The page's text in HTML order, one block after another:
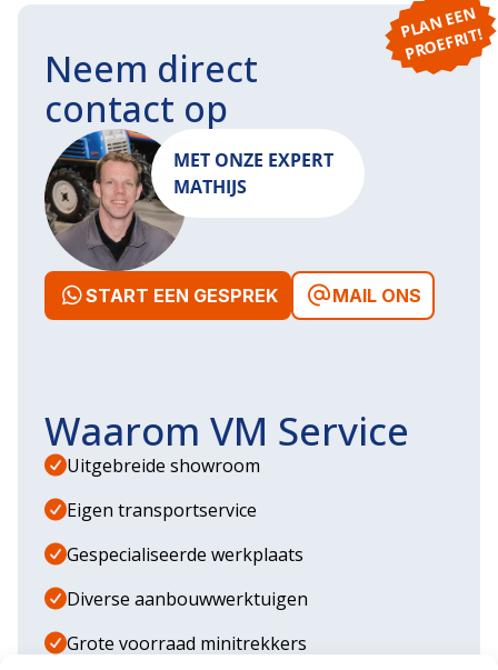
P
L
A
N
E
E
N
P
R
O
E
F
RI
T!
Neem direct
contact op
MET ONZE EXPERT
MATHIJS
START EEN GESPREK MAIL ONS
Waarom VM Service
Uitgebreide showroom
Eigen transportservice
Gespecialiseerde werkplaats
Diverse aanbouwwerktuigen
Grote voorraad minitrekkers